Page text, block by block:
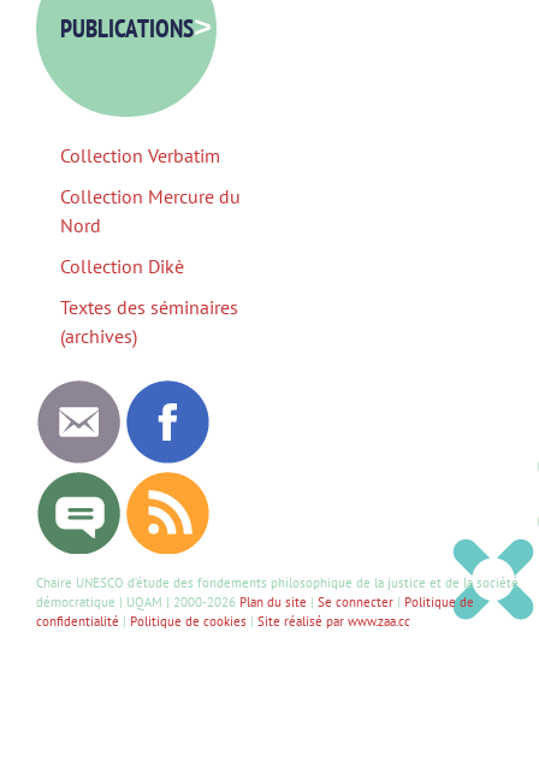
PUBLICATIONS>
Collection Verbatim
Collection Mercure du
Nord
Collection Dikè
Textes des séminaires
(archives)
Chaire UNESCO d’étude des fondements philosophique de la justice et de la société
démocratique | UQAM | 2000-2026 Plan du site | Se connecter | Politique de
confidentialité | Politique de cookies | Site réalisé par www.zaa.cc